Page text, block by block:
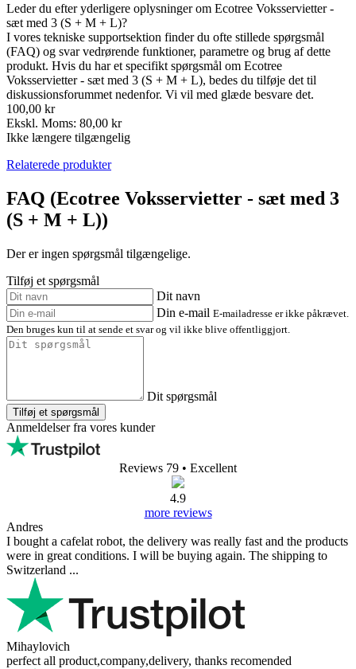
Leder du efter yderligere oplysninger om Ecotree Voksservietter -
sæt med 3 (S + M + L)?
I vores tekniske supportsektion finder du ofte stillede spørgsmål
(FAQ) og svar vedrørende funktioner, parametre og brug af dette
produkt. Hvis du har et specifikt spørgsmål om Ecotree
Voksservietter - sæt med 3 (S + M + L), bedes du tilføje det til
diskussionsforummet nedenfor. Vi vil med glæde besvare det.
100,00 kr
Ekskl. Moms: 80,00 kr
Ikke længere tilgængelig
Relaterede produkter
FAQ (Ecotree Voksservietter - sæt med 3
(S + M + L))
Der er ingen spørgsmål tilgængelige.
Tilføj et spørgsmål
Dit navn
Din e-mail E-mailadresse er ikke påkrævet.
Den bruges kun til at sende et svar og vil ikke blive offentliggjort.
Dit spørgsmål
Tilføj et spørgsmål
Anmeldelser fra vores kunder
Reviews 79 • Excellent
4.9
more reviews
Andres
I bought a cafelat robot, the delivery was really fast and the products
were in great conditions. I will be buying again. The shipping to
Switzerland ...
Mihaylovich
perfect all product,company,delivery, thanks recomended